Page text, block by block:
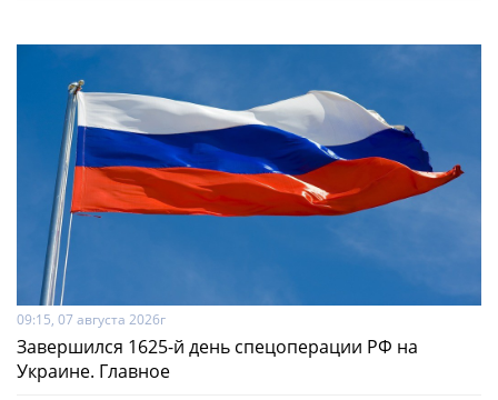
09:15, 07 августа 2026г
Завершился 1625-й день спецоперации РФ на
Украине. Главное